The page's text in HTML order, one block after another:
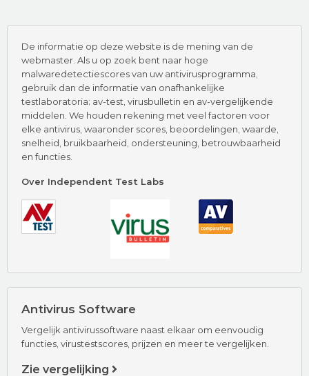
Bezoek nu Kaspersky
Hoogtepunten
Dedicated To Malware
AV-Test Certified
Malwarebytes Beoordeling
Bezoek nu Malwarebytes
De informatie op deze website is de mening van de
webmaster. Als u op zoek bent naar hoge
malwaredetectiescores van uw antivirusprogramma,
gebruik dan de informatie van onafhankelijke
testlaboratoria; av-test, virusbulletin en av-vergelijkende
middelen. We houden rekening met veel factoren voor
elke antivirus, waaronder scores, beoordelingen, waarde,
snelheid, bruikbaarheid, ondersteuning, betrouwbaarheid
en functies.
Over Independent Test Labs
Antivirus Software
Vergelijk antivirussoftware naast elkaar om eenvoudig
functies, virustestscores, prijzen en meer te vergelijken.
Zie vergelijking